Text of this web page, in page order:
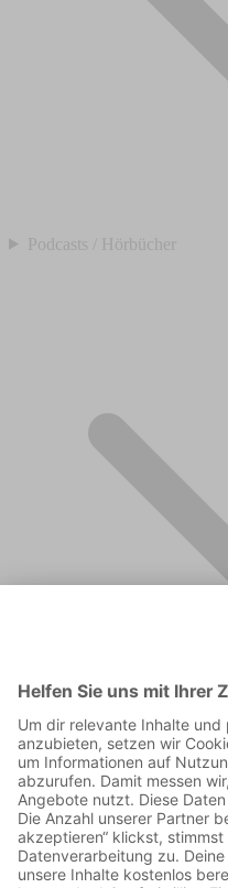
Podcasts / Hörbücher
FAQ
Supporter werden